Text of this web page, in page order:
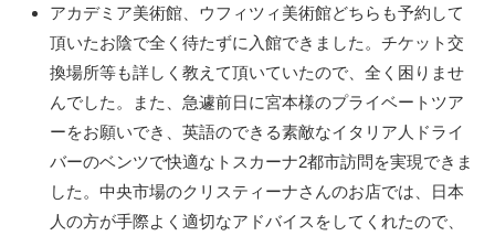
アカデミア美術館、ウフィツィ美術館どちらも予約して
頂いたお陰で全く待たずに入館できました。チケット交
換場所等も詳しく教えて頂いていたので、全く困りませ
んでした。また、急遽前日に宮本様のプライベートツア
ーをお願いでき、英語のできる素敵なイタリア人ドライ
バーのベンツで快適なトスカーナ2都市訪問を実現できま
した。中央市場のクリスティーナさんのお店では、日本
人の方が手際よく適切なアドバイスをしてくれたので、